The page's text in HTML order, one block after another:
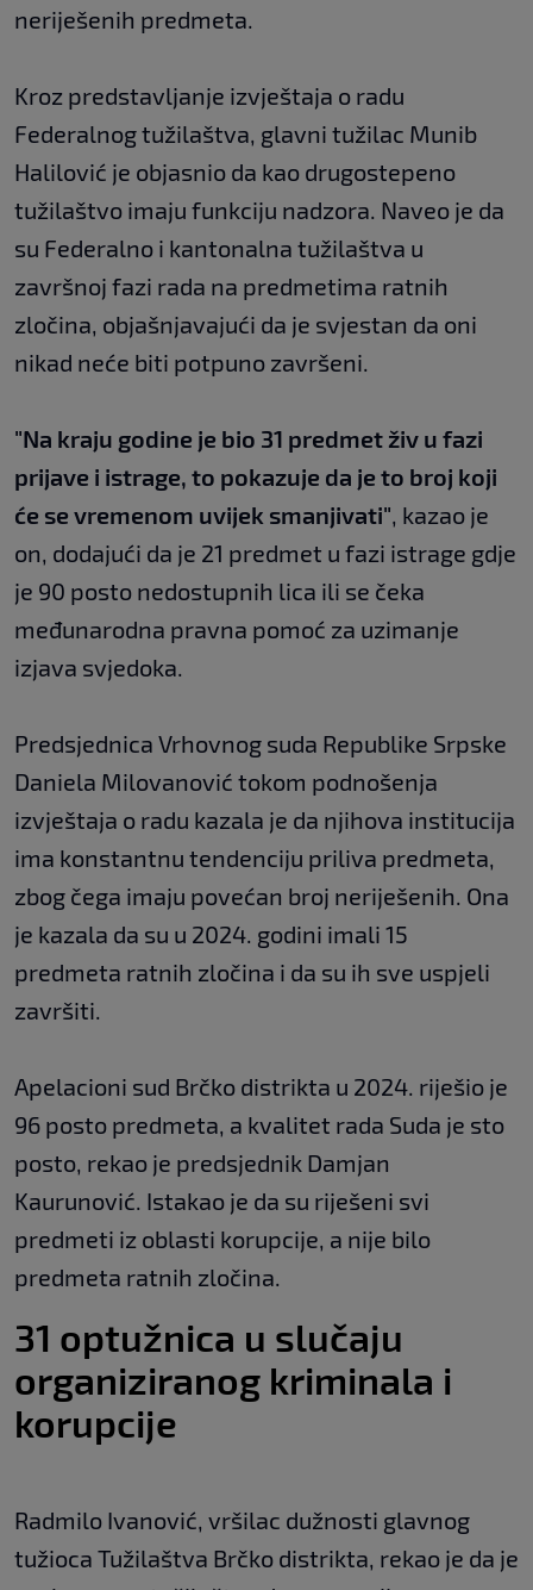
neriješenih predmeta.
Kroz predstavljanje izvještaja o radu
Federalnog tužilaštva, glavni tužilac Munib
Halilović je objasnio da kao drugostepeno
tužilaštvo imaju funkciju nadzora. Naveo je da
su Federalno i kantonalna tužilaštva u
završnoj fazi rada na predmetima ratnih
zločina, objašnjavajući da je svjestan da oni
nikad neće biti potpuno završeni.
"Na kraju godine je bio 31 predmet živ u fazi
prijave i istrage, to pokazuje da je to broj koji
će se vremenom uvijek smanjivati", kazao je
on, dodajući da je 21 predmet u fazi istrage gdje
je 90 posto nedostupnih lica ili se čeka
međunarodna pravna pomoć za uzimanje
izjava svjedoka.
Predsjednica Vrhovnog suda Republike Srpske
Daniela Milovanović tokom podnošenja
izvještaja o radu kazala je da njihova institucija
ima konstantnu tendenciju priliva predmeta,
zbog čega imaju povećan broj neriješenih. Ona
je kazala da su u 2024. godini imali 15
predmeta ratnih zločina i da su ih sve uspjeli
završiti.
Apelacioni sud Brčko distrikta u 2024. riješio je
96 posto predmeta, a kvalitet rada Suda je sto
posto, rekao je predsjednik Damjan
Kaurunović. Istakao je da su riješeni svi
predmeti iz oblasti korupcije, a nije bilo
predmeta ratnih zločina.
31 optužnica u slučaju
organiziranog kriminala i
korupcije
Radmilo Ivanović, vršilac dužnosti glavnog
tužioca Tužilaštva Brčko distrikta, rekao je da je